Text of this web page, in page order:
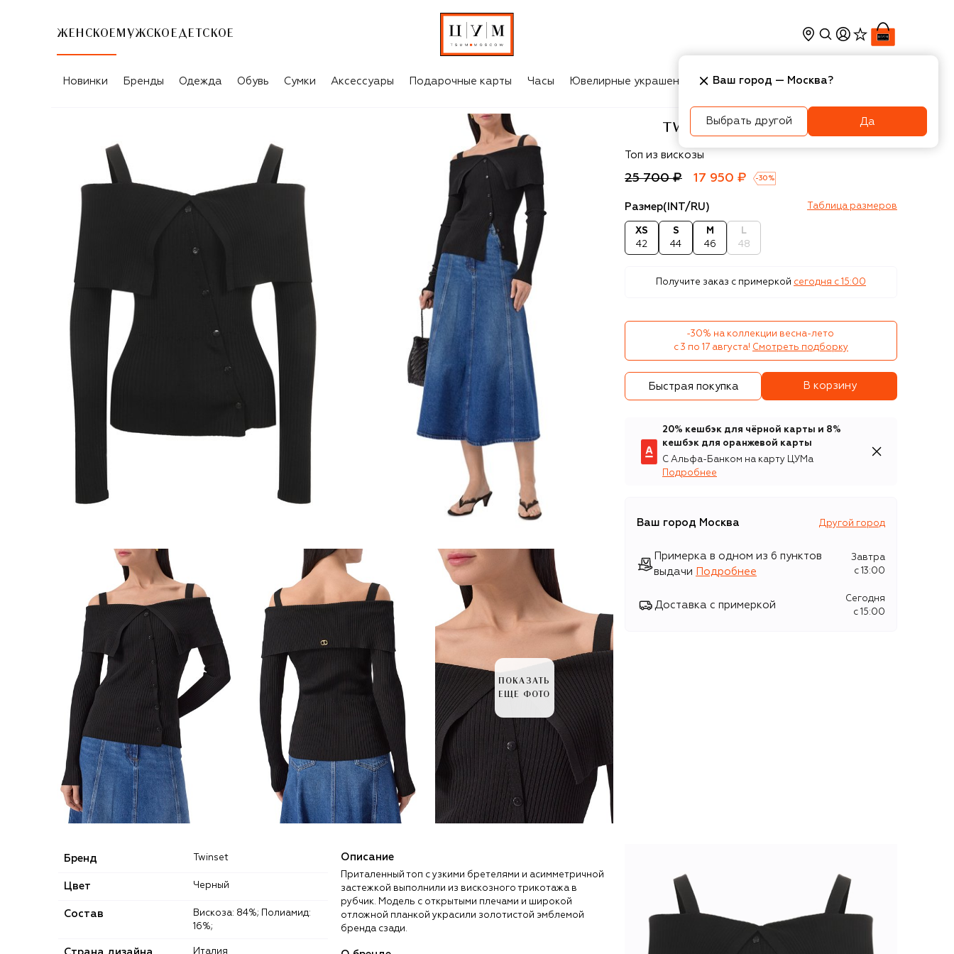
ЖЕНСКОЕ МУЖСКОЕ ДЕТСКОЕ
Новинки Бренды Одежда Обувь Сумки Аксессуары Подарочные карты Часы Ювелирные украшения Косметика Интерьер
ПОКАЗАТЬ
ЕЩЕ ФОТО
Twinset
Топ из вискозы
25 700 ₽ 17 950 ₽ -30 %
Размер(INT/RU) Таблица размеров
XS
42
S
44
M
46
L
48
Получите заказ с примеркой сегодня c 15:00
-30% на коллекции весна-лето
с 3 по 17 августа! Смотреть подборку
Быстрая покупка В корзину
20% кешбэк для чёрной карты и 8%
кешбэк для оранжевой карты
С Альфа-Банком на карту ЦУМа
Подробнее
Ваш город Москва Другой город
Примерка в одном из 6 пунктов
выдачи
Подробнее
Завтра
c 13:00
Доставка с примеркой
Сегодня
c 15:00
Бренд Twinset
Цвет Черный
Состав
Вискоза: 84%; Полиамид:
16%;
Италия
Описание
Приталенный топ с узкими бретелями и асимметричной
застежкой выполнили из вискозного трикотажа в
рубчик. Модель с открытыми плечами и широкой
отложной планкой украсили золотистой эмблемой
бренда сзади.
Ваш город — Москва?
Выбрать другой Да